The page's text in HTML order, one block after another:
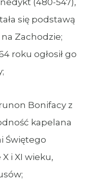
(480-547),
się podstawą
Zachodzie;
roku ogłosił go
Bonifacy z
kapelana
Świętego
i XI wieku,